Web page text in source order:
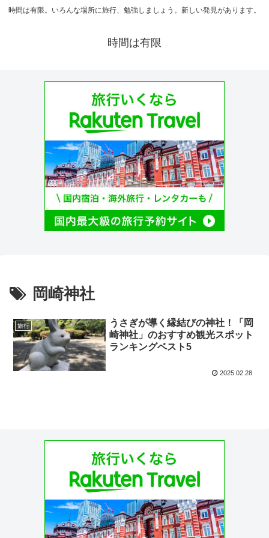
時間は有限。いろんな場所に旅行、勉強しましょう。新しい発見があります。
時間は有限
岡崎神社
旅行
うさぎが導く縁結びの神社！「岡
崎神社」のおすすめ観光スポット
ランキングベスト5
2025.02.28